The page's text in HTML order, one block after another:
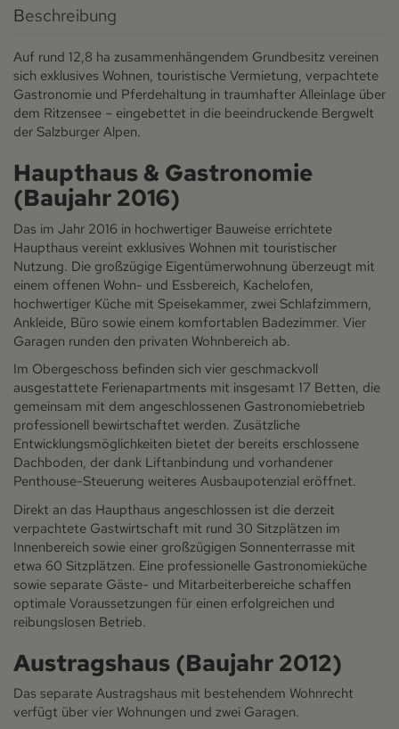
Beschreibung
Auf rund 12,8 ha zusammenhängendem Grundbesitz vereinen
sich exklusives Wohnen, touristische Vermietung, verpachtete
Gastronomie und Pferdehaltung in traumhafter Alleinlage über
dem Ritzensee – eingebettet in die beeindruckende Bergwelt
der Salzburger Alpen.
Haupthaus & Gastronomie
(Baujahr 2016)
Das im Jahr 2016 in hochwertiger Bauweise errichtete
Haupthaus vereint exklusives Wohnen mit touristischer
Nutzung. Die großzügige Eigentümerwohnung überzeugt mit
einem offenen Wohn- und Essbereich, Kachelofen,
hochwertiger Küche mit Speisekammer, zwei Schlafzimmern,
Ankleide, Büro sowie einem komfortablen Badezimmer. Vier
Garagen runden den privaten Wohnbereich ab.
Im Obergeschoss befinden sich vier geschmackvoll
ausgestattete Ferienapartments mit insgesamt 17 Betten, die
gemeinsam mit dem angeschlossenen Gastronomiebetrieb
professionell bewirtschaftet werden. Zusätzliche
Entwicklungsmöglichkeiten bietet der bereits erschlossene
Dachboden, der dank Liftanbindung und vorhandener
Penthouse-Steuerung weiteres Ausbaupotenzial eröffnet.
Direkt an das Haupthaus angeschlossen ist die derzeit
verpachtete Gastwirtschaft mit rund 30 Sitzplätzen im
Innenbereich sowie einer großzügigen Sonnenterrasse mit
etwa 60 Sitzplätzen. Eine professionelle Gastronomieküche
sowie separate Gäste- und Mitarbeiterbereiche schaffen
optimale Voraussetzungen für einen erfolgreichen und
reibungslosen Betrieb.
Austragshaus (Baujahr 2012)
Das separate Austragshaus mit bestehendem Wohnrecht
verfügt über vier Wohnungen und zwei Garagen.